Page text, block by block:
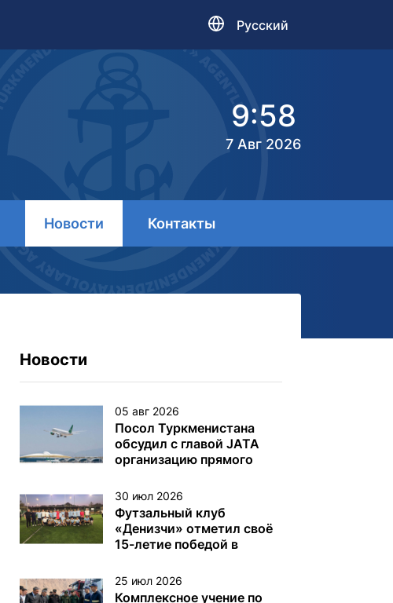
Русский
9:58
7 Авг 2026
Новости Контакты
Новости
05 авг 2026
Посол Туркменистана
обсудил с главой JATA
организацию прямого
30 июл 2026
Футзальный клуб
«Денизчи» отметил своё
15-летие победой в
«Денизчи»
25 июл 2026
Комплексное учение по